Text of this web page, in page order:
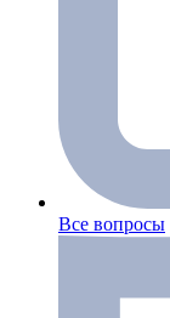
Все вопросы